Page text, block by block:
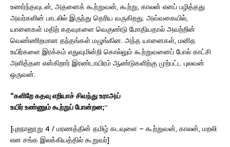
உணர்ந்தவுடன், அதனைக் கூற்றுவன், கூற்று, காலன் எனப் பழித்தது
அவர்களின் பாடலில் இருந்து தெரிய வருகிறது. அவ்வகையில்,
யானைகள் மதிற் கதவுகளை வெகுண்டு மோதியதால் அவற்றின்
வெண்ணிறமான தந்தங்கள் மழுங்கின. அந்த யானைகள், மனித
உயிர்களை இரக்கம் எதுவுமின்றி கொல்லும் கூற்றுவனைப் போல் காட்சி
அளித்தன என்கிறார் இரண்டாயிரம் ஆண்டுகளிற்கு முற்பட்ட புலவன்
ஒருவன்.
“களிறே கதவு எறியாச் சிவந்து உராஅய்
உயிர் உண்ணும் கூற்றுப் போன்றன;“
[புறநானூறு 4 / மரணத்தின் தமிழ் கடவுளை – கூற்றுவன், காலன், மறலி
என சங்க இலக்கியத்தில் கூறுவர்]